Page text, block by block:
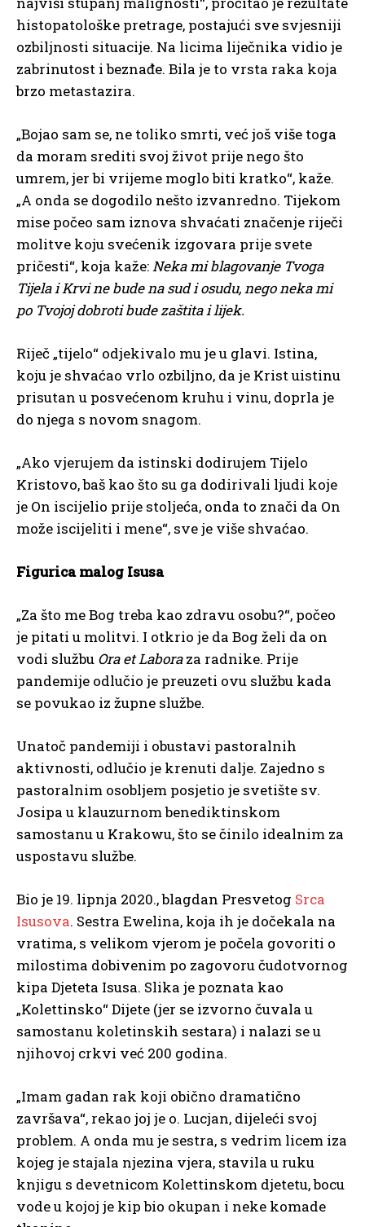
histopatološke pretrage, postajući sve svjesniji
ozbiljnosti situacije. Na licima liječnika vidio je
zabrinutost i beznađe. Bila je to vrsta raka koja
brzo metastazira.
„Bojao sam se, ne toliko smrti, već još više toga
da moram srediti svoj život prije nego što
umrem, jer bi vrijeme moglo biti kratko“, kaže.
„A onda se dogodilo nešto izvanredno. Tijekom
mise počeo sam iznova shvaćati značenje riječi
molitve koju svećenik izgovara prije svete
pričesti“, koja kaže:Neka mi blagovanje Tvoga
Tijela i Krvi ne bude na sud i osudu, nego neka mi
po Tvojoj dobroti bude zaštita i lijek.
Riječ „tijelo“ odjekivalo mu je u glavi. Istina,
koju je shvaćao vrlo ozbiljno, da je Krist uistinu
prisutan u posvećenom kruhu i vinu, doprla je
do njega s novom snagom.
„Ako vjerujem da istinski dodirujem Tijelo
Kristovo, baš kao što su ga dodirivali ljudi koje
je On iscijelio prije stoljeća, onda to znači da On
može iscijeliti i mene“, sve je više shvaćao.
Figurica malog Isusa
„Za što me Bog treba kao zdravu osobu?“, počeo
je pitati u molitvi. I otkrio je da Bog želi da on
vodi službu Ora et Laboraza radnike. Prije
pandemije odlučio je preuzeti ovu službu kada
se povukao iz župne službe.
Unatoč pandemiji i obustavi pastoralnih
aktivnosti, odlučio je krenuti dalje. Zajedno s
pastoralnim osobljem posjetio je svetište sv.
Josipa u klauzurnom benediktinskom
samostanu u Krakowu, što se činilo idealnim za
uspostavu službe.
Bio je 19. lipnja 2020., blagdan Presvetog Srca
Isusova. Sestra Ewelina, koja ih je dočekala na
vratima, s velikom vjerom je počela govoriti o
milostima dobivenim po zagovoru čudotvornog
kipa Djeteta Isusa. Slika je poznata kao
„Kolettinsko“ Dijete (jer se izvorno čuvala u
samostanu koletinskih sestara) i nalazi se u
njihovoj crkvi već 200 godina.
„Imam gadan rak koji obično dramatično
završava“, rekao joj je o. Lucjan, dijeleći svoj
problem. A onda mu je sestra, s vedrim licem iza
kojeg je stajala njezina vjera, stavila u ruku
knjigu s devetnicom Kolettinskom djetetu, bocu
vode u kojoj je kip bio okupan i neke komade